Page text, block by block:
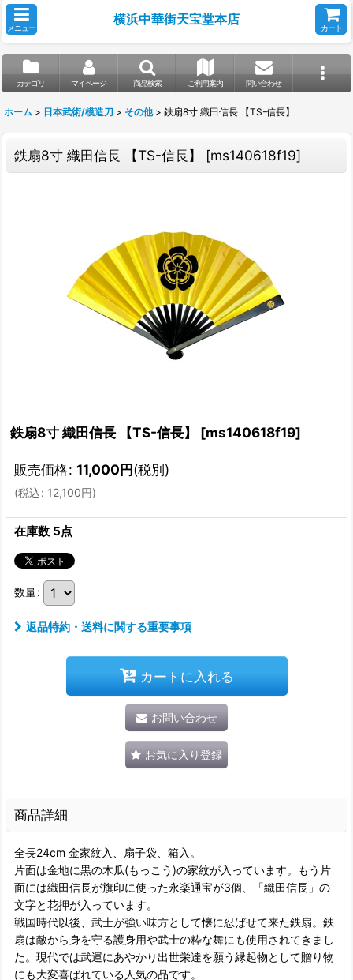
メニュー
横浜中華街天宝堂本店
カート
カテゴリ マイページ 商品検索 ご利用案内 問い合わせ
ホーム > 日本武術/模造刀 > その他 > 鉄扇8寸 織田信長 【TS-信長】
鉄扇8寸 織田信長 【TS-信長】 [ms140618f19]
鉄扇8寸 織田信長 【TS-信長】 [ms140618f19]
販売価格: 11,000円(税別)
(税込: 12,100円)
在庫数 5点
数量:
返品特約・送料に関する重要事項
カートに入れる
お問い合わせ
お気に入り登録
商品詳細
全長24cm 金家紋入、扇子袋、箱入。
片面は金地に黒の木瓜(もっこう)の家紋が入っています。もう片
面には織田信長が旗印に使った永楽通宝が3個、「織田信長」の
文字と花押が入っています。
戦国時代以後、武士が強い味方として懐に忍ばせて来た鉄扇。鉄
扇は敵から身を守る護身用や武士の粋な舞にも使用されてきまし
た。現代では武運にあやかり出世栄達を願う縁起物として贈り物
にも大変喜ばれている人気の品です。